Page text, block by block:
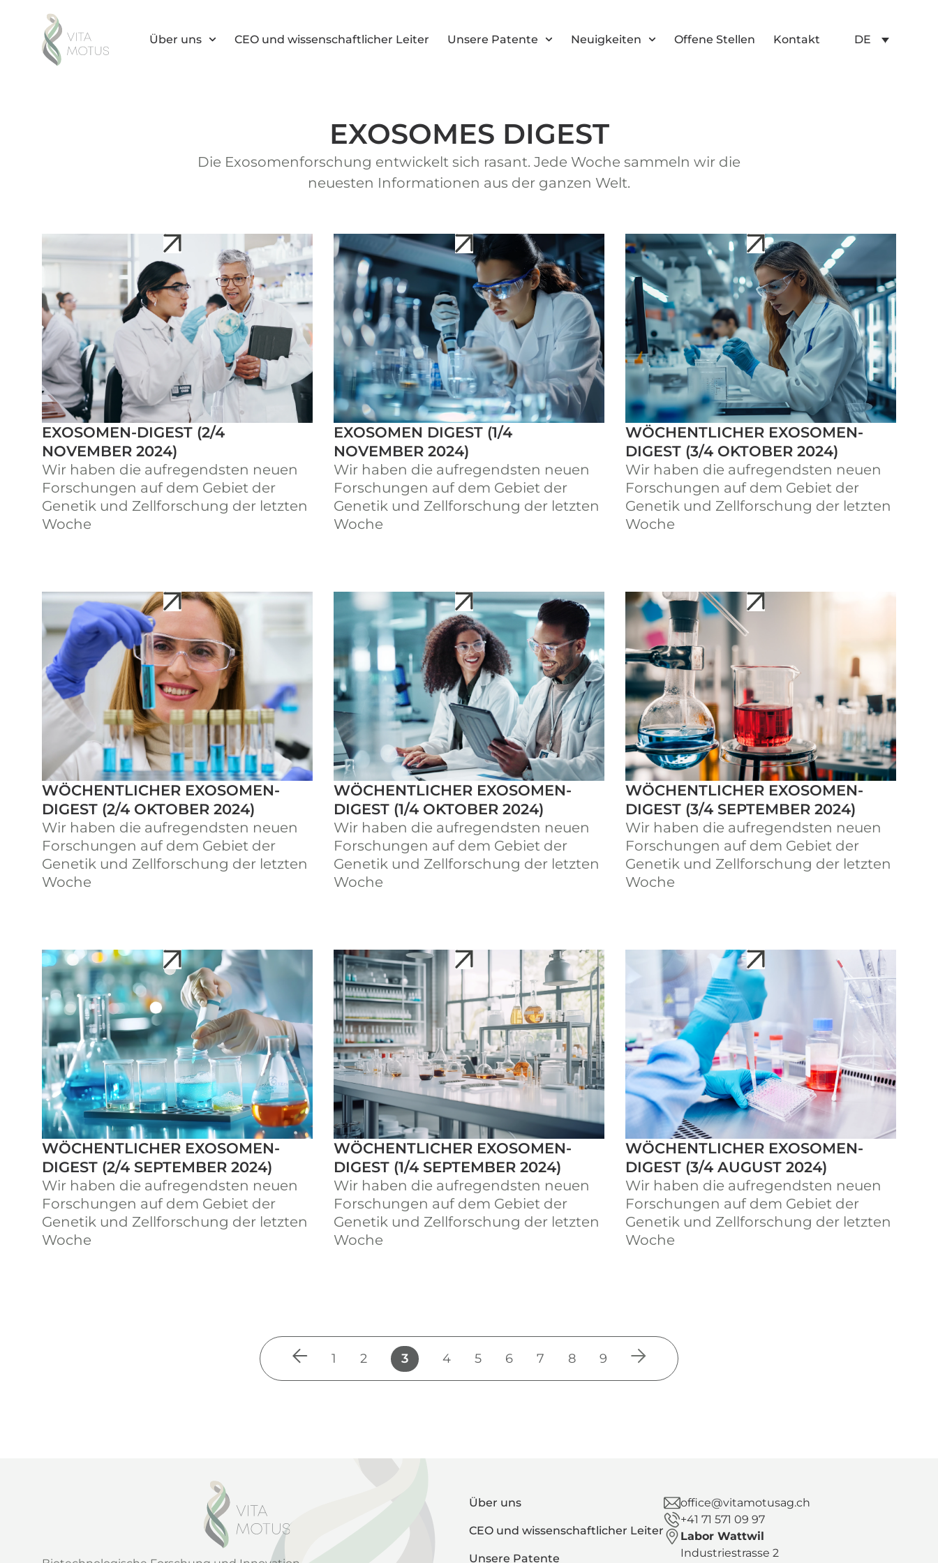
Über uns CEO und wissenschaftlicher Leiter Unsere Patente Neuigkeiten Offene Stellen Kontakt DE
EXOSOMES DIGEST
Die Exosomenforschung entwickelt sich rasant. Jede Woche sammeln wir die
neuesten Informationen aus der ganzen Welt.
EXOSOMEN-DIGEST (2/4
NOVEMBER 2024)
Wir haben die aufregendsten neuen
Forschungen auf dem Gebiet der
Genetik und Zellforschung der letzten
Woche
EXOSOMEN DIGEST (1/4
NOVEMBER 2024)
Wir haben die aufregendsten neuen
Forschungen auf dem Gebiet der
Genetik und Zellforschung der letzten
Woche
WÖCHENTLICHER EXOSOMEN-
DIGEST (3/4 OKTOBER 2024)
Wir haben die aufregendsten neuen
Forschungen auf dem Gebiet der
Genetik und Zellforschung der letzten
Woche
WÖCHENTLICHER EXOSOMEN-
DIGEST (2/4 OKTOBER 2024)
Wir haben die aufregendsten neuen
Forschungen auf dem Gebiet der
Genetik und Zellforschung der letzten
Woche
WÖCHENTLICHER EXOSOMEN-
DIGEST (1/4 OKTOBER 2024)
Wir haben die aufregendsten neuen
Forschungen auf dem Gebiet der
Genetik und Zellforschung der letzten
Woche
WÖCHENTLICHER EXOSOMEN-
DIGEST (3/4 SEPTEMBER 2024)
Wir haben die aufregendsten neuen
Forschungen auf dem Gebiet der
Genetik und Zellforschung der letzten
Woche
WÖCHENTLICHER EXOSOMEN-
DIGEST (2/4 SEPTEMBER 2024)
Wir haben die aufregendsten neuen
Forschungen auf dem Gebiet der
Genetik und Zellforschung der letzten
Woche
WÖCHENTLICHER EXOSOMEN-
DIGEST (1/4 SEPTEMBER 2024)
Wir haben die aufregendsten neuen
Forschungen auf dem Gebiet der
Genetik und Zellforschung der letzten
Woche
WÖCHENTLICHER EXOSOMEN-
DIGEST (3/4 AUGUST 2024)
Wir haben die aufregendsten neuen
Forschungen auf dem Gebiet der
Genetik und Zellforschung der letzten
Woche
1 2 3 4 5 6 7 8 9
Über uns
CEO und wissenschaftlicher Leiter
Unsere Patente
office@vitamotusag.ch
+41 71 571 09 97
Labor Wattwil
Industriestrasse 2